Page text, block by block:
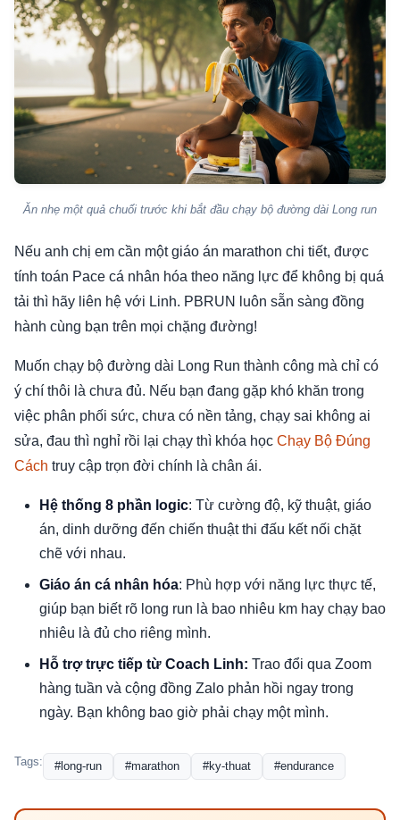
Ăn nhẹ một quả chuối trước khi bắt đầu chạy bộ đường dài Long run
Nếu anh chị em cần một giáo án marathon chi tiết, được
tính toán Pace cá nhân hóa theo năng lực để không bị quá
tải thì hãy liên hệ với Linh. PBRUN luôn sẵn sàng đồng
hành cùng bạn trên mọi chặng đường!
Muốn chạy bộ đường dài Long Run thành công mà chỉ có
ý chí thôi là chưa đủ. Nếu bạn đang gặp khó khăn trong
việc phân phối sức, chưa có nền tảng, chạy sai không ai
sửa, đau thì nghỉ rồi lại chạy thì khóa học Chạy Bộ Đúng
Cách truy cập trọn đời chính là chân ái.
Hệ thống 8 phần logic: Từ cường độ, kỹ thuật, giáo
án, dinh dưỡng đến chiến thuật thi đấu kết nối chặt
chẽ với nhau.
Giáo án cá nhân hóa: Phù hợp với năng lực thực tế,
giúp bạn biết rõ long run là bao nhiêu km hay chạy bao
nhiêu là đủ cho riêng mình.
Hỗ trợ trực tiếp từ Coach Linh: Trao đổi qua Zoom
hàng tuần và cộng đồng Zalo phản hồi ngay trong
ngày. Bạn không bao giờ phải chạy một mình.
Tags: #long-run #marathon #ky-thuat #endurance